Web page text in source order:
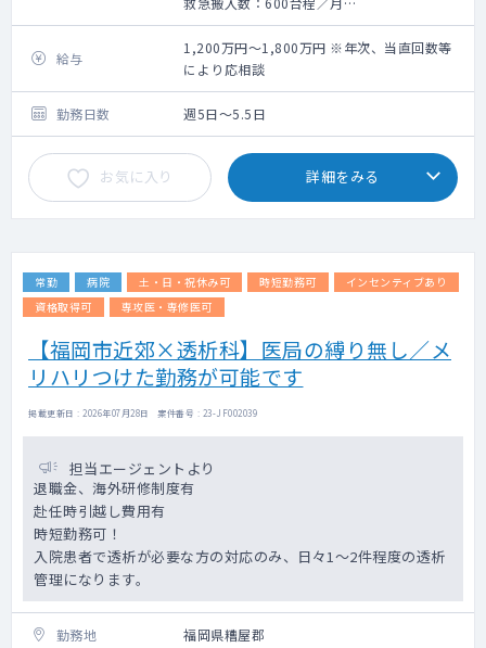
手術数：180件程／月（外科系全て）
ICU管理（集中治療科）
給与
1,200万円～1,800万円 ※年次、当直回数等
により応相談
勤務日数 週5日～5.5日
お気に入り 詳細をみる
常勤 病院 土・日・祝休み可 時短勤務可
インセンティブあり
資格取得可
専攻医・専修医可
【福岡市近郊×透析科】医局の縛り無し／メ
リハリつけた勤務が可能です
掲載更新日 : 2026年07月28日 案件番号 : 23-JF002039
担当エージェントより
退職金、海外研修制度有
赴任時引越し費用有
時短勤務可！
入院患者で透析が必要な方の対応のみ、日々1～2件程度の透析
管理になります。
勤務地 福岡県糟屋郡